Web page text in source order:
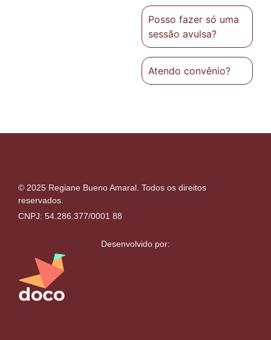
Posso fazer só uma
sessão avulsa?
Atendo convênio?
© 2025 Regiane Bueno Amaral. Todos os direitos
reservados.
CNPJ: 54.286.377/0001 88
Desenvolvido por: